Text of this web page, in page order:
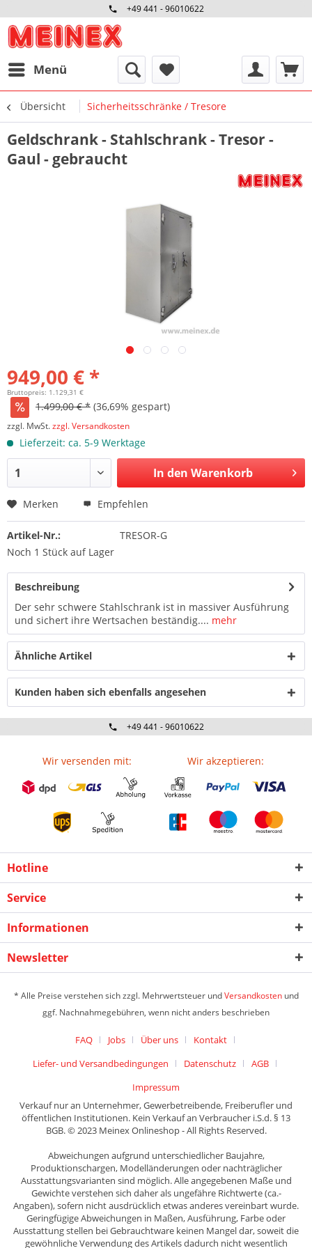
+49 441 - 96010622
Menü
Übersicht Sicherheitsschränke / Tresore
Geldschrank - Stahlschrank - Tresor -
Gaul - gebraucht
949,00 € *
Bruttopreis: 1.129,31 €
1.499,00 € * (36,69% gespart)
zzgl. MwSt.zzgl. Versandkosten
Lieferzeit: ca. 5-9 Werktage
In den Warenkorb
Merken Empfehlen
Artikel-Nr.:
TRESOR-G
Noch 1 Stück auf Lager
Beschreibung
Der sehr schwere Stahlschrank ist in massiver Ausführung
und sichert ihre Wertsachen beständig.... mehr
Ähnliche Artikel
Kunden haben sich ebenfalls angesehen
+49 441 - 96010622
Wir versenden mit: Wir akzeptieren:
Hotline
Service
Informationen
Newsletter
* Alle Preise verstehen sich zzgl. Mehrwertsteuer undVersandkostenund
ggf. Nachnahmegebühren, wenn nicht anders beschrieben
FAQ Jobs Über uns
Kontakt
Liefer- und Versandbedingungen
Datenschutz
AGB
Impressum
Verkauf nur an Unternehmer, Gewerbetreibende, Freiberufler und
öffentlichen Institutionen. Kein Verkauf an Verbraucher i.S.d. § 13
BGB. © 2023 Meinex Onlineshop - All Rights Reserved.
Abweichungen aufgrund unterschiedlicher Baujahre,
Produktionschargen, Modelländerungen oder nachträglicher
Ausstattungsvarianten sind möglich. Alle angegebenen Maße und
Gewichte verstehen sich daher als ungefähre Richtwerte (ca.-
Angaben), sofern nicht ausdrücklich etwas anderes vereinbart wurde.
Geringfügige Abweichungen in Maßen, Ausführung, Farbe oder
Ausstattung stellen bei Gebrauchtware keinen Mangel dar, soweit die
gewöhnliche Verwendung des Artikels dadurch nicht wesentlich